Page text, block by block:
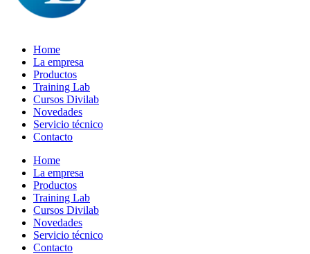
Home
La empresa
Productos
Training Lab
Cursos Divilab
Novedades
Servicio técnico
Contacto
Home
La empresa
Productos
Training Lab
Cursos Divilab
Novedades
Servicio técnico
Contacto